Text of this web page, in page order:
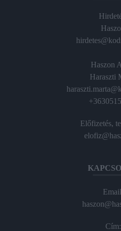
Haszon
Haraszti
Előfizetés,
Cím: